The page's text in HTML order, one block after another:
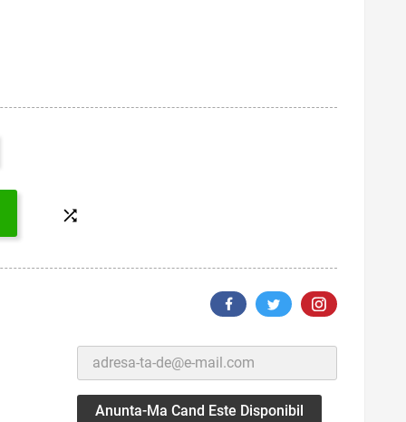

Anunta-Ma Cand Este Disponibil